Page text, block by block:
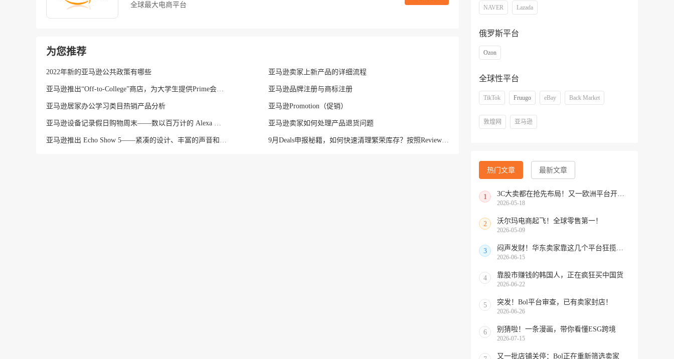
全球最大电商平台
为您推荐
2022年新的亚马逊公共政策有哪些 亚马逊卖家上新产品的详细流程
亚马逊推出“Off-to-College”商店，为大学生提供Prime会员学生版 亚马逊品牌注册与商标注册
亚马逊居家办公学习类目热销产品分析 亚马逊Promotion（促销）
亚马逊设备记录假日购物周末——数以百万计的 Alexa 售出的设备 亚马逊卖家如何处理产品退货问题
亚马逊推出 Echo Show 5——紧凑的设计、丰富的声音和 内置相机快门——只需 89.99 美元 9月Deals申报秘籍，如何快速清理繁荣库存？按照Review星级制定节日季促销策略
NAVER Lazada
俄罗斯平台
Ozon
全球性平台
TikTok Fruugo eBay Back Market
敦煌网 亚马逊
热门文章 最新文章
1 3C大卖都在抢先布局！又一欧洲平台开放中国招商
2026-05-18
2 沃尔玛电商起飞！全球零售第一！
2026-05-09
3 闷声发财！华东卖家靠这几个平台狂揽北美订单，华南机会来了！
2026-06-15
4 靠股市赚钱的韩国人，正在疯狂买中国货
2026-06-22
5 突发！Bol平台审查，已有卖家封店！
2026-06-26
6 别猜啦！一条漫画，带你看懂ESG跨境
2026-07-15
又一批店铺关停：Bol正在重新筛选卖家